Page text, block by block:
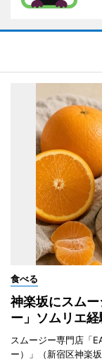
食べる
神楽坂にスム
ー」ソムリエ
スムージー専門店「
ー）」（新宿区神楽